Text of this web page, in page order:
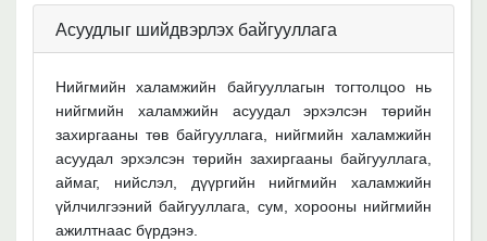
Асуудлыг шийдвэрлэх байгууллага
Нийгмийн халамжийн байгууллагын тогтолцоо нь
нийгмийн халамжийн асуудал эрхэлсэн төрийн
захиргааны төв байгууллага, нийгмийн халамжийн
асуудал эрхэлсэн төрийн захиргааны байгууллага,
аймаг, нийслэл, дүүргийн нийгмийн халамжийн
үйлчилгээний байгууллага, сум, хорооны нийгмийн
ажилтнаас бүрдэнэ.